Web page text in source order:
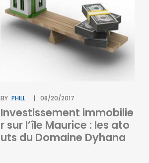
BY PHILL 08/20/2017
Investissement immobilie
r sur l’île Maurice : les ato
uts du Domaine Dyhana